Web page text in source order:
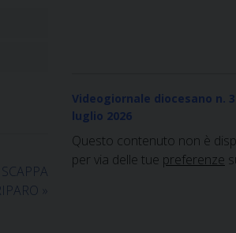
»
Videogiornale diocesano n.
luglio 2026
Questo contenuto non è
per via delle tue preferenze